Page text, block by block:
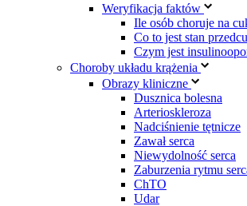
Weryfikacja faktów
Ile osób choruje na
Co to jest stan
Czym jest
Choroby układu krążenia
Obrazy kliniczne
Dusznica bolesna
Arterioskleroza
Nadciśnienie tętnicze
Zawał serca
Niewydolność serca
Zaburzenia rytmu
ChTO
Udar